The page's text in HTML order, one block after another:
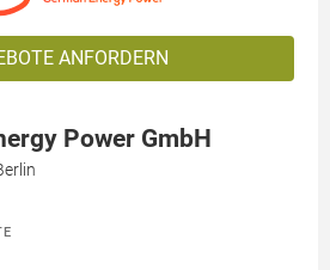
ANFORDERN
Power GmbH